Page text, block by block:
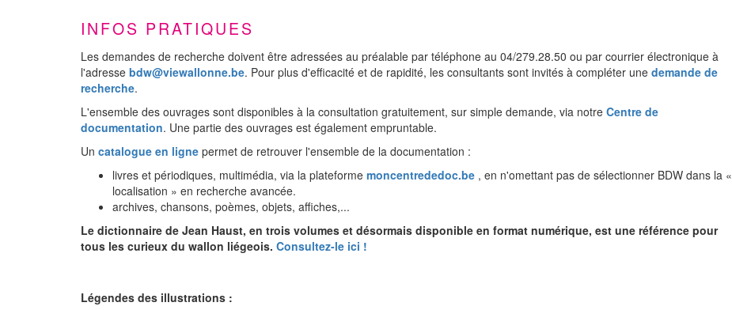
INFOS PRATIQUES
Les demandes de recherche doivent être adressées au préalable par téléphone au 04/279.28.50 ou par courrier électronique à
l'adresse bdw@viewallonne.be. Pour plus d'efficacité et de rapidité, les consultants sont invités à compléter une demande de
recherche.
L'ensemble des ouvrages sont disponibles à la consultation gratuitement, sur simple demande, via notre Centre de
documentation. Une partie des ouvrages est également empruntable.
Un catalogue en ligne permet de retrouver l'ensemble de la documentation :
livres et périodiques, multimédia, via la plateforme moncentrededoc.be , en n'omettant pas de sélectionner BDW dans la «
localisation » en recherche avancée.
archives, chansons, poèmes, objets, affiches,...
Le dictionnaire de Jean Haust, en trois volumes et désormais disponible en format numérique, est une référence pour
tous les curieux du wallon liégeois. Consultez-le ici !
Légendes des illustrations :